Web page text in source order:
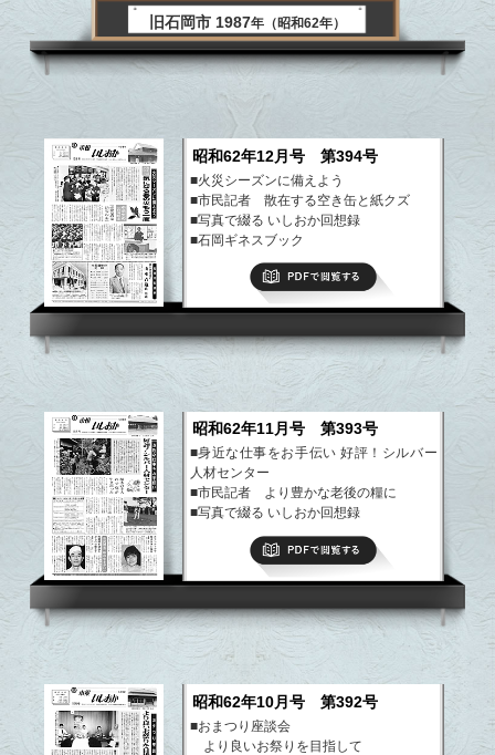
旧石岡市 1987年（昭和62年）
昭和62年12月号 第394号
■火災シーズンに備えよう
■市民記者 散在する空き缶と紙クズ
■写真で綴る いしおか回想録
■石岡ギネスブック
■まちのできごと
PDFで閲覧する
昭和62年11月号 第393号
■身近な仕事をお手伝い 好評！シルバー
人材センター
■市民記者 より豊かな老後の糧に
■写真で綴る いしおか回想録
■石岡ギネスブック
■まちのできごと
昭和62年10月号 第392号
■おまつり座談会
より良いお祭りを目指して